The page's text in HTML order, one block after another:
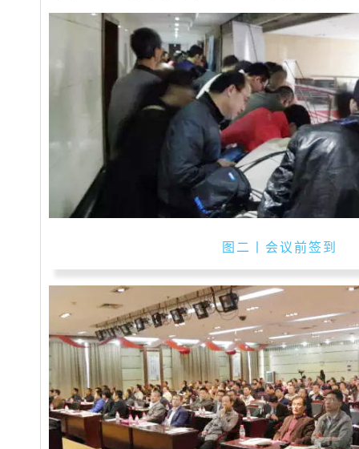
图二丨会议前签到